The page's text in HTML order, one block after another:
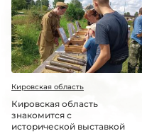
Кировская область
Кировская область
знакомится с
исторической выставкой